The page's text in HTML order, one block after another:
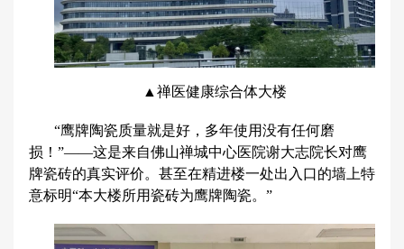
▲禅医健康综合体大楼
“鹰牌陶瓷质量就是好，多年使用没有任何磨
损！”——­­这是来自佛山禅城中心医院谢大志院长对鹰
牌瓷砖的真实评价。甚至在精进楼一处出入口的墙上特
意标明“本大楼所用瓷砖为鹰牌陶瓷。”